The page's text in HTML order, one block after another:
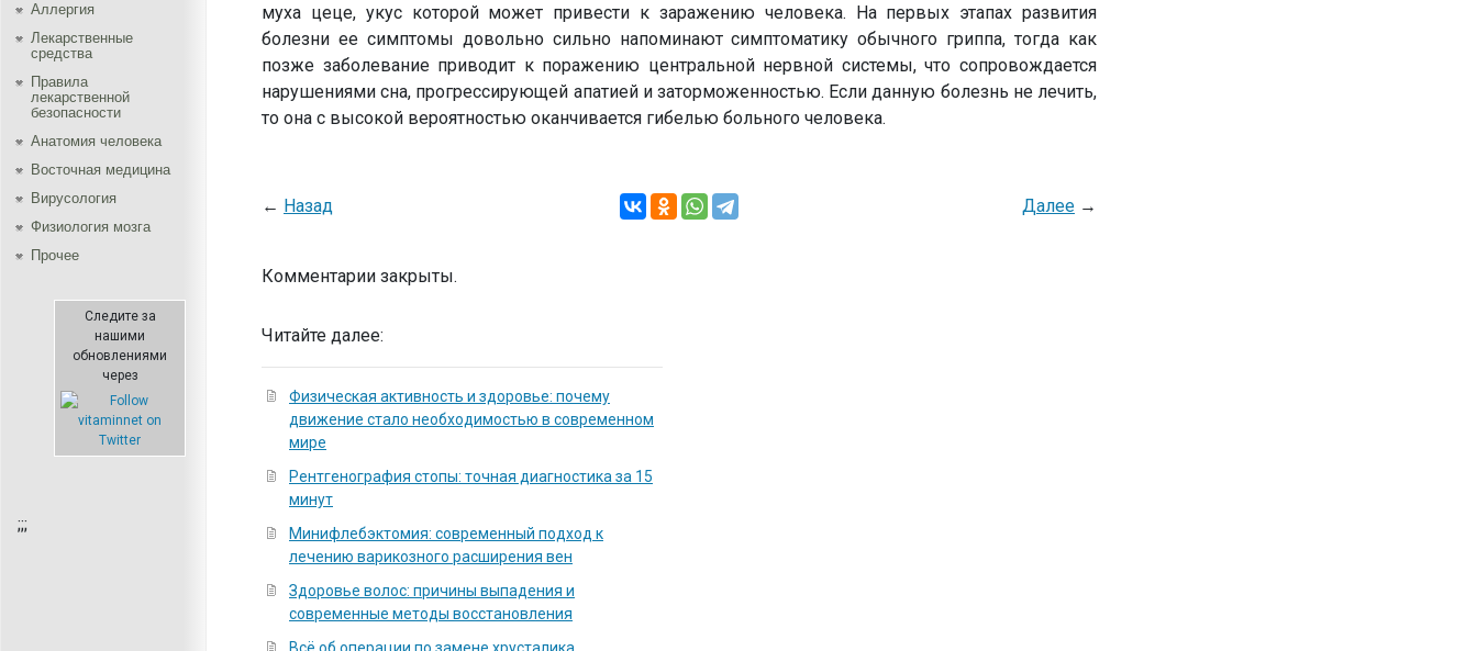
Аллергия
Лекарственные
средства
Правила
лекарственной
безопасности
Aнатомия человека
Восточная медицина
Вирусология
Физиология мозга
Прочее
Следите за
нашими
обновлениями
через
;;;
муха цеце, укус которой может привести к заражению человека. На первых этапах развития
болезни ее симптомы довольно сильно напоминают симптоматику обычного гриппа, тогда как
позже заболевание приводит к поражению центральной нервной системы, что сопровождается
нарушениями сна, прогрессирующей апатией и заторможенностью. Если данную болезнь не лечить,
то она с высокой вероятностью оканчивается гибелью больного человека.
← Назад Далее→
Комментарии закрыты.
Читайте далее:
Физическая активность и здоровье: почему
движение стало необходимостью в современном
мире
Рентгенография стопы: точная диагностика за 15
минут
Минифлебэктомия: современный подход к
лечению варикозного расширения вен
Здоровье волос: причины выпадения и
современные методы восстановления